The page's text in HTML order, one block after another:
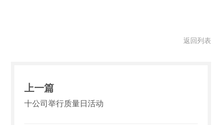
返回列表
上一篇
十公司举行质量日活动